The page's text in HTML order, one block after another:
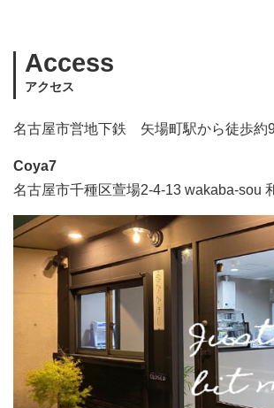
Access
アクセス
名古屋市営地下鉄 矢場町駅から徒歩約
Coya7
名古屋市千種区萱場2-4-13 wakaba-sou